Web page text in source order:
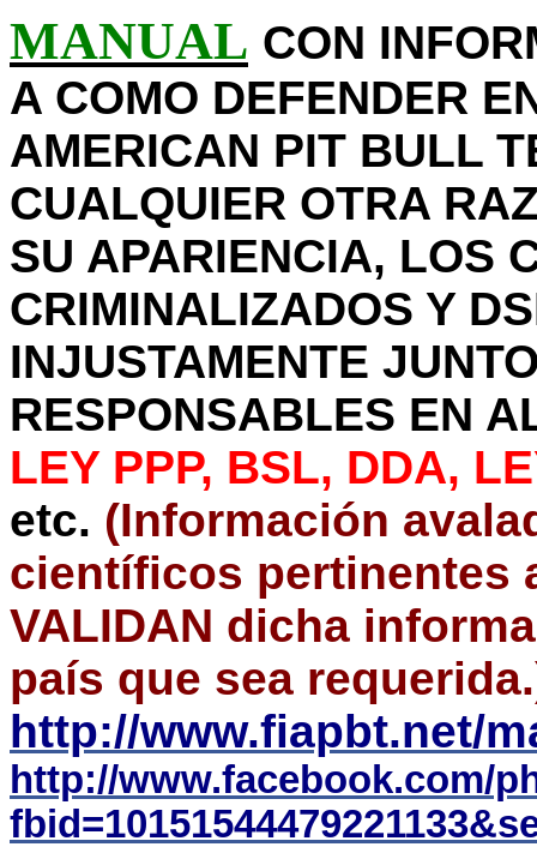
MANUAL CON
A COMO DEFENDER
AMERICAN PIT BULL
CUALQUIER OTRA
SU APARIENCIA, LOS
CRIMINALIZADOS Y
INJUSTAMENTE
RESPONSABLES EN
LEY PPP, BSL, DDA,
etc. (Información
científicos pertinentes
VALIDAN dicha
país que sea
http://www.fiapbt.net/
http://www.facebook.com/